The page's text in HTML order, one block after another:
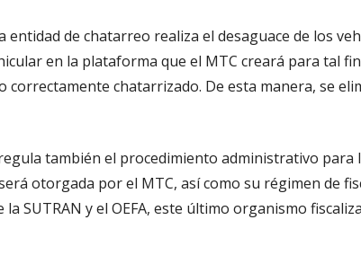
entidad de chatarreo realiza el desaguace de los
en la plataforma que el MTC creará para tal
correctamente chatarrizado. De esta manera, se
también el procedimiento administrativo para
otorgada por el MTC, así como su régimen de
la SUTRAN y el OEFA, este último organismo